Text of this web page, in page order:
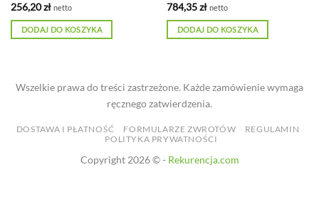
256,20zł netto
DODAJ DO KOSZYKA
Oceniono5
na 5
784,35zł netto
DODAJ DO KOSZYKA
Wszelkie prawa do treści zastrzeżone. Każde zamówienie wymaga
ręcznego zatwierdzenia.
DOSTAWA I PŁATNOŚĆ FORMULARZE ZWROTÓW
REGULAMIN
POLITYKA PRYWATNOŚCI
Copyright 2026 © - Rekurencja.com